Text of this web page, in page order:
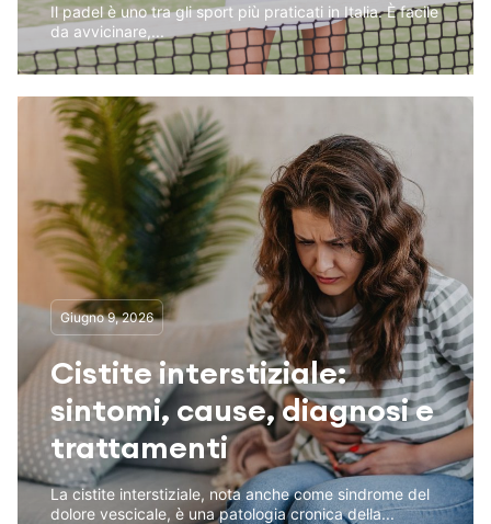
Il padel è uno tra gli sport più praticati in Italia. È facile
da avvicinare,...
Giugno 9, 2026
Cistite interstiziale:
sintomi, cause, diagnosi e
trattamenti
La cistite interstiziale, nota anche come sindrome del
dolore vescicale, è una patologia cronica della...